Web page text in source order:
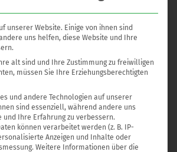
mit dem Laser eingeschmolzen
gestrafft und die
angeregt.
eingeschmolzenen Fett abgesaugt
geformt.
wird der Hals mit einem Tape für eine
und auffällige Schwellungen zu
unserer Website. Einige von ihnen sind
uns helfen, diese Website und Ihre
alt sind und Ihre Zustimmung zu freiwilligen
müssen Sie Ihre Erziehungsberechtigten
und andere Technologien auf unserer
sind essenziell, während andere uns
und Ihre Erfahrung zu verbessern.
können verarbeitet werden (z. B. IP-
Anzeigen und Inhalte oder
Weitere Informationen über die